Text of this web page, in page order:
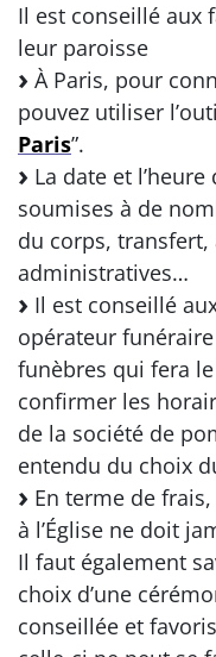
Il est conseillé aux
leur paroisse
À Paris, pour
pouvez utiliser
Paris”.
La date et
soumises à de
du corps,
administratives…
Il est conseillé
opérateur
funèbres qui fera
confirmer les
de la société de
entendu du choix
En terme de
à l’Église ne doit
Il faut également
choix d’une
conseillée et